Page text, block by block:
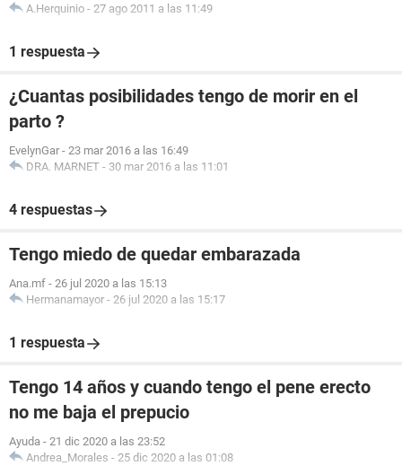
A.Herquinio - 27 ago 2011 a las 11:49
1 respuesta
¿Cuantas posibilidades tengo de morir en el
parto ?
EvelynGar - 23 mar 2016 a las 16:49
DRA. MARNET - 30 mar 2016 a las 11:01
4 respuestas
Tengo miedo de quedar embarazada
Ana.mf - 26 jul 2020 a las 15:13
Hermanamayor - 26 jul 2020 a las 15:17
1 respuesta
Tengo 14 años y cuando tengo el pene erecto
no me baja el prepucio
Ayuda - 21 dic 2020 a las 23:52
Andrea_Morales - 25 dic 2020 a las 01:08